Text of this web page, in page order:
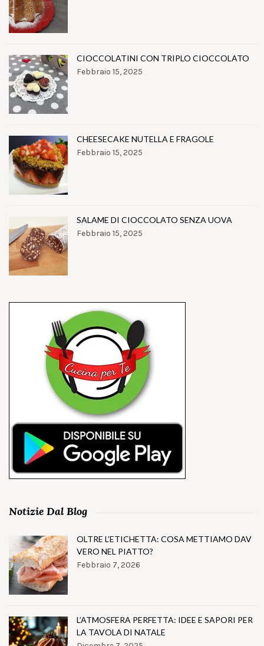
CIOCCOLATINI CON TRIPLO CIOCCOLATO
Febbraio 15, 2025
CHEESECAKE NUTELLA E FRAGOLE
Febbraio 15, 2025
SALAME DI CIOCCOLATO SENZA UOVA
Febbraio 15, 2025
Notizie Dal Blog
OLTRE L’ETICHETTA: COSA METTIAMO DAV
VERO NEL PIATTO?
Febbraio 7, 2026
L’ATMOSFERA PERFETTA: IDEE E SAPORI PER
LA TAVOLA DI NATALE